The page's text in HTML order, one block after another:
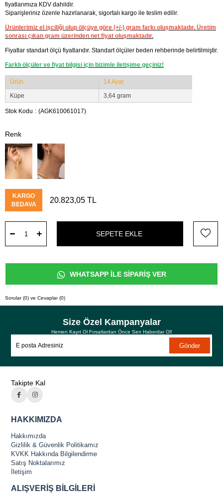
fiyatlarımıza KDV dahildir.
Siparişleriniz özenle hazırlanarak, sigortalı kargo ile teslim edilir.
Ürünlerimiz el işciliği olup ölçüye göre (+/-) gram farkı oluşmaktadır. Üretim
sonrası çıkan gram üzerinden net fiyat oluşmaktadır.
Fiyatlar standart ölçü fiyatlarıdır. Standart ölçüler beden rehberinde belirtilmiştir.
Farklı ölçüler ve fiyat bilgisi için bizimle iletişime geçiniz!
Ürün
14 Ayar
Küpe
3,64 gram
Stok Kodu (AGK610061017)
KARGO
BEDAVA
20.823,05 TL
WHATSAPP İLE SİPARİŞ VER
Sorular (0) ve Cevaplar (0)
Size Özel Kampanyalar
Hemen Kayıt Ol Fırsatlardan Önce Sen Haberdar Ol!
Gönder
Takipte Kal
HAKKIMIZDA
Hakkımızda
Gizlilik & Güvenlik Politikamız
KVKK Hakkında Bilgilendirme
Satış Noktalarımız
İletişim
ALIŞVERİŞ BİLGİLERİ